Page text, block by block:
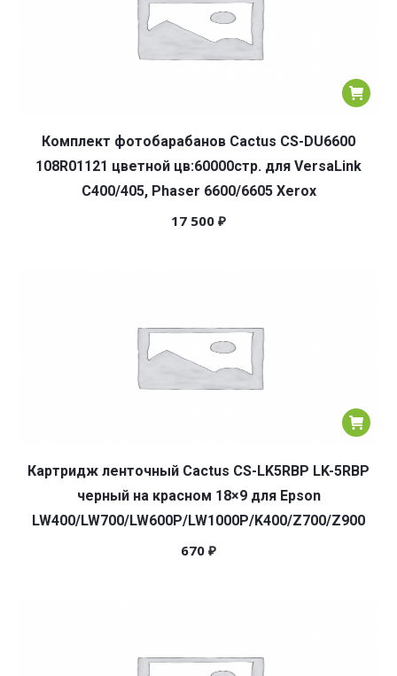
Комплект фотобарабанов Cactus CS-DU6600
108R01121 цветной цв:60000стр. для VersaLink
C400/405, Phaser 6600/6605 Xerox
17 500 ₽
Картридж ленточный Cactus CS-LK5RBP LK-5RBP
черный на красном 18×9 для Epson
LW400/LW700/LW600P/LW1000P/K400/Z700/Z900
670 ₽